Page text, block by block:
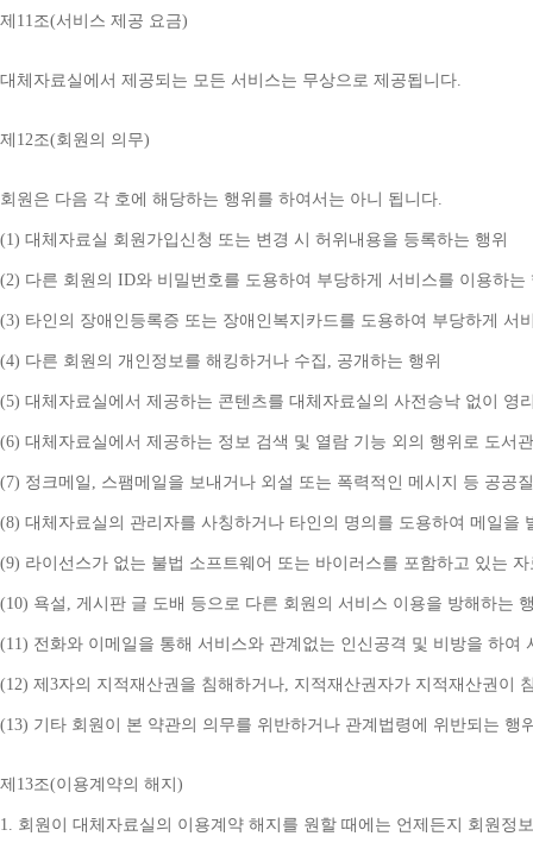
제 11조(서비스 제공 요금)
대체자료실에서 제공되는 모든 서비스는 무상으로 제공됩니다.
제 12조(회원의 의무)
회원은 다음 각 호에 해당하는 행위를 하여서는 아니 됩니다.
(1) 대체자료실 회원가입신청 또는 변경 시 허위내용을 등록하는 행위
(2) 다른 회원의 ID와 비밀번호를 도용하여 부당하게 서비스를 이용하는
(3) 타인의 장애인등록증 또는 장애인복지카드를 도용하여 부당하게 서
(4) 다른 회원의 개인정보를 해킹하거나 수집 , 공개하는 행위
(5) 대체자료실에서 제공하는 콘텐츠를 대체자료실의 사전승낙 없이 영
(6) 대체자료실에서 제공하는 정보 검색 및 열람 기능 외의 행위로 도서
(7) 정크메일 , 스팸메일을 보내거나 외설 또는 폭력적인 메시지 등 공공
(8) 대체자료실의 관리자를 사칭하거나 타인의 명의를 도용하여 메일을
(9) 라이선스가 없는 불법 소프트웨어 또는 바이러스를 포함하고 있는
(10) 욕설 , 게시판 글 도배 등으로 다른 회원의 서비스 이용을 방해하는
(11) 전화와 이메일을 통해 서비스와 관계없는 인신공격 및 비방을 하여
(12) 제 3자의 지적재산권을 침해하거나, 지적재산권자가 지적재산권이
(13) 기타 회원이 본 약관의 의무를 위반하거나 관계법령에 위반되는 행
제 13조(이용계약의 해지 )
1. 회원이 대체자료실의 이용계약 해지를 원할 때에는 언제든지 회원정